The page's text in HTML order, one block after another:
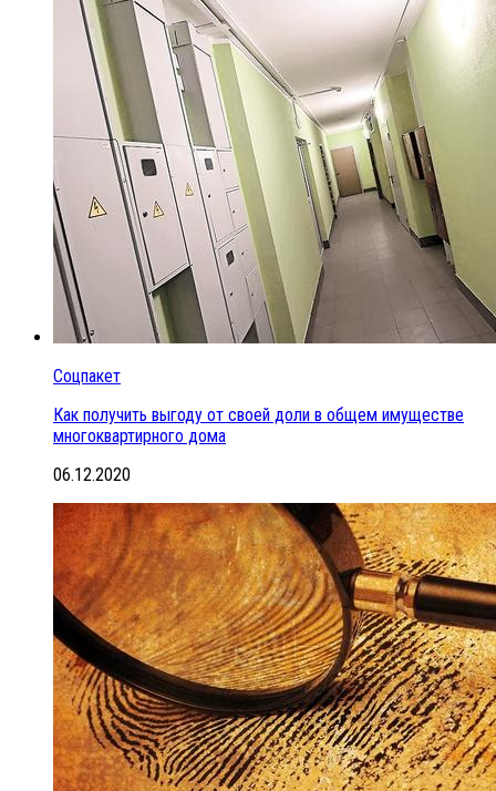
Соцпакет
Как получить выгоду от своей доли в общем имуществе
многоквартирного дома
06.12.2020